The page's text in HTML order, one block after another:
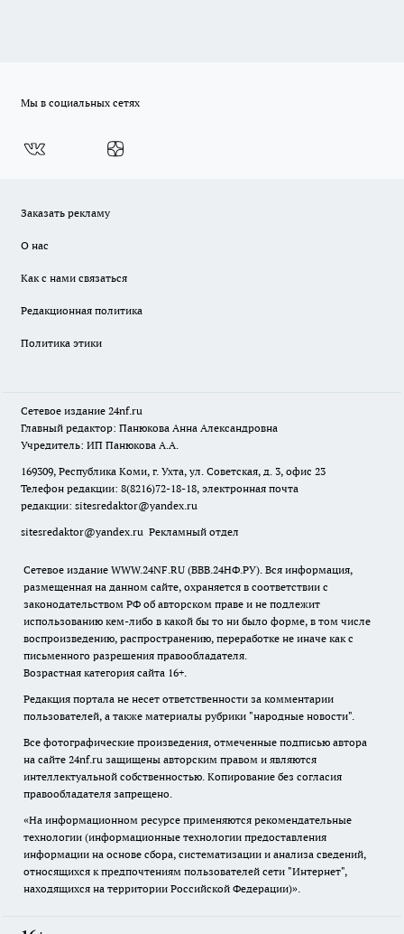
Мы в социальных сетях
Заказать рекламу
О нас
Как с нами связаться
Редакционная политика
Политика этики
Сетевое издание 24nf.ru
Главный редактор: Панюкова Анна Александровна
Учредитель: ИП Панюкова А.А.
169309, Республика Коми, г. Ухта, ул. Советская, д. 3, офис 23
Телефон редакции: 8(8216)72-18-18, электронная почта
редакции: sitesredaktor@yandex.ru
sitesredaktor@yandex.ru Рекламный отдел
Сетевое издание WWW.24NF.RU (ВВВ.24НФ.РУ). Вся информация,
размещенная на данном сайте, охраняется в соответствии с
законодательством РФ об авторском праве и не подлежит
использованию кем-либо в какой бы то ни было форме, в том числе
воспроизведению, распространению, переработке не иначе как с
письменного разрешения правообладателя.
Возрастная категория сайта 16+.
Редакция портала не несет ответственности за комментарии
пользователей, а также материалы рубрики "народные новости".
Все фотографические произведения, отмеченные подписью автора
на сайте 24nf.ru защищены авторским правом и являются
интеллектуальной собственностью. Копирование без согласия
правообладателя запрещено.
«На информационном ресурсе применяются рекомендательные
технологии (информационные технологии предоставления
информации на основе сбора, систематизации и анализа сведений,
относящихся к предпочтениям пользователей сети "Интернет",
находящихся на территории Российской Федерации)».